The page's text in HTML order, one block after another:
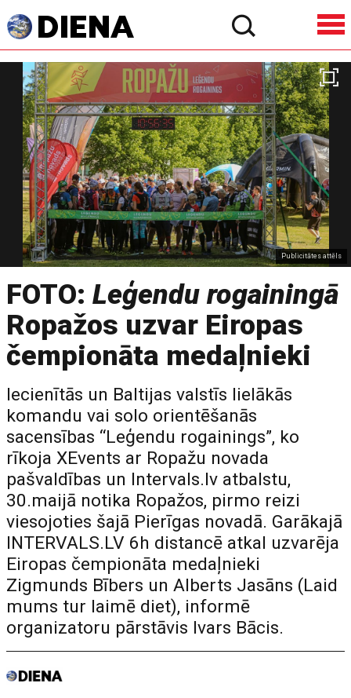
Publicitātes attēls
FOTO:Leģendu rogainingā
Ropažos uzvar Eiropas
čempionāta medaļnieki
Iecienītās un Baltijas valstīs lielākās
komandu vai solo orientēšanās
sacensības “Leģendu rogainings”, ko
rīkoja XEvents ar Ropažu novada
pašvaldības un Intervals.lv atbalstu,
30.maijā notika Ropažos, pirmo reizi
viesojoties šajā Pierīgas novadā. Garākajā
INTERVALS.LV 6h distancē atkal uzvarēja
Eiropas čempionāta medaļnieki
Zigmunds Bībers un Alberts Jasāns (Laid
mums tur laimē diet), informē
organizatoru pārstāvis Ivars Bācis.